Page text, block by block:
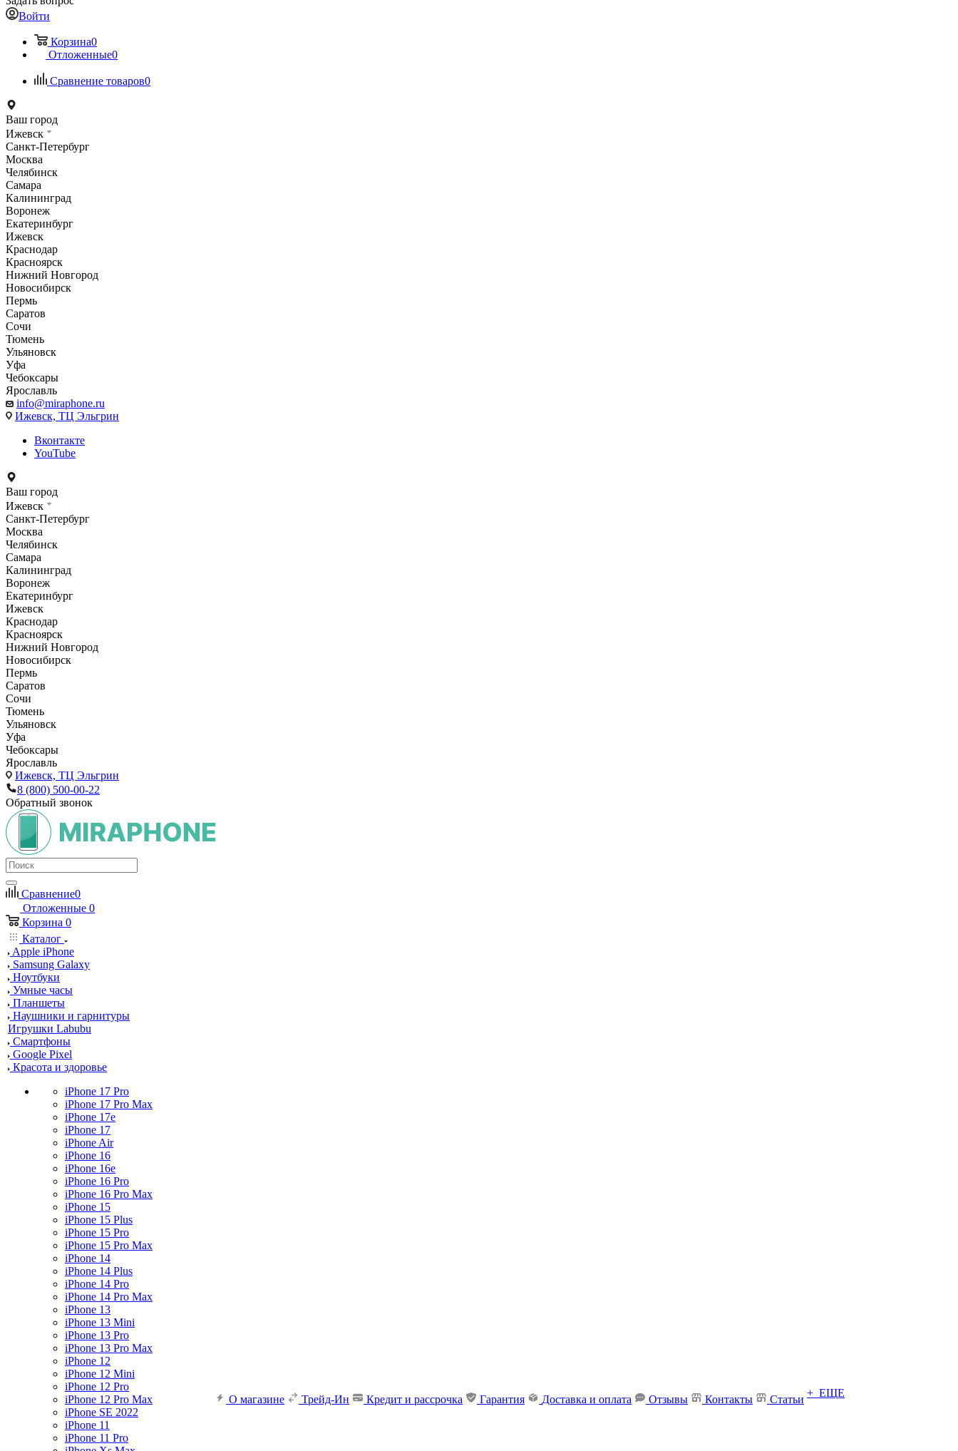
Войти
Корзина0
Отложенные0
Сравнение товаров0
Ваш город
Ижевск
Санкт-Петербург
Москва
Челябинск
Самара
Калининград
Воронеж
Екатеринбург
Ижевск
Краснодар
Красноярск
Нижний Новгород
Новосибирск
Пермь
Саратов
Сочи
Тюмень
Ульяновск
Уфа
Чебоксары
Ярославль
info@miraphone.ru
Ижевск, ТЦ Эльгрин
Вконтакте
YouTube
Ваш город
Ижевск
Санкт-Петербург
Москва
Челябинск
Самара
Калининград
Воронеж
Екатеринбург
Ижевск
Краснодар
Красноярск
Нижний Новгород
Новосибирск
Пермь
Саратов
Сочи
Тюмень
Ульяновск
Уфа
Чебоксары
Ярославль
Ижевск, ТЦ Эльгрин
8 (800) 500-00-22
Обратный звонок
Сравнение0
Отложенные 0
Корзина 0
Каталог
Apple iPhone
Samsung Galaxy
Ноутбуки
Умные часы
Планшеты
Наушники и гарнитуры
Игрушки Labubu
Смартфоны
Google Pixel
Красота и здоровье
iPhone 17 Pro
iPhone 17 Pro Max
iPhone 17e
iPhone 17
iPhone Air
iPhone 16
iPhone 16e
iPhone 16 Pro
iPhone 16 Pro Max
iPhone 15
iPhone 15 Plus
iPhone 15 Pro
iPhone 15 Pro Max
iPhone 14
iPhone 14 Plus
iPhone 14 Pro
iPhone 14 Pro Max
iPhone 13
iPhone 13 Mini
iPhone 13 Pro
iPhone 13 Pro Max
iPhone 12
iPhone 12 Mini
iPhone 12 Pro
iPhone 12 Pro Max
iPhone SE 2022
iPhone 11
iPhone 11 Pro
О магазине Трейд-Ин Кредит и рассрочка Гарантия Доставка и оплата Отзывы Контакты Статьи
+ ЕЩЕ